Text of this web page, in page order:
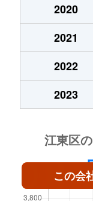
有明
有明
有明
2020
2021
2022
2023
この会